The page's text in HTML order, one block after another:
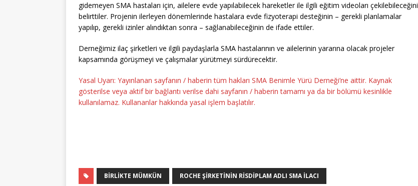
gidemeyen SMA hastaları için, ailelere evde yapılabilecek hareketler ile ilgili eğitim videoları çekilebileceğini
belirttiler. Projenin ilerleyen dönemlerinde hastalara evde fizyoterapi desteğinin – gerekli planlamalar
yapılıp, gerekli izinler alındıktan sonra – sağlanabileceğinin de ifade ettiler.
Derneğimiz ilaç şirketleri ve ilgili paydaşlarla SMA hastalarının ve ailelerinin yararına olacak projeler
kapsamında görüşmeyi ve çalışmalar yürütmeyi sürdürecektir.
Yasal Uyarı: Yayınlanan sayfanın / haberin tüm hakları SMA Benimle Yürü Derneği’ne aittir. Kaynak
gösterilse veya aktif bir bağlantı verilse dahi sayfanın / haberin tamamı ya da bir bölümü kesinlikle
kullanılamaz. Kullananlar hakkında yasal işlem başlatılır.
BIRLIKTE MÜMKÜN ROCHE ŞIRKETININ RISDIPLAM ADLI SMA ILACI